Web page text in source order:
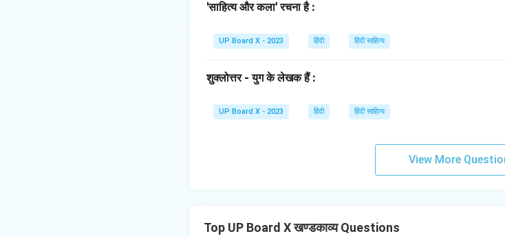
'साहित्य और कला' रचना है :
UP Board X - 2023 हिंदी हिंदी साहित्य
शुक्लोत्तर - युग के लेखक हैं :
UP Board X - 2023 हिंदी हिंदी साहित्य
View More
Top UP Board X खण्डकाव्य Questions